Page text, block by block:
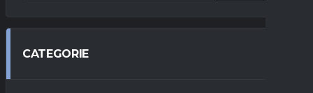
CATEGORIE